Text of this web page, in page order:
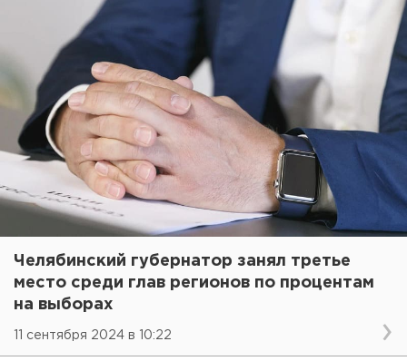
Челябинский губернатор занял третье
место среди глав регионов по процентам
на выборах
11 сентября 2024 в 10:22